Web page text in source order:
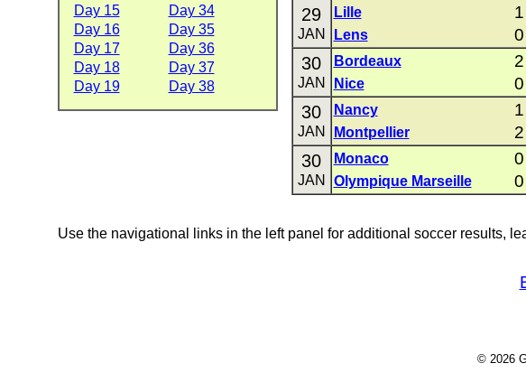
Day 15
Day 34
Day 16
Day 35
Day 17
Day 36
Day 18
Day 37
Day 19
Day 38
29
JAN
Lille 1
Lens 0
30
JAN
Bordeaux 2
Nice 0
30
JAN
Nancy 1
Montpellier 2
30
JAN
Monaco 0
Olympique Marseille 0
Use the navigational links in the left panel for additional soccer results,
© 2026